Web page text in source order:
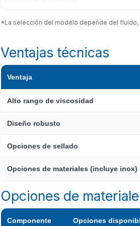
*La selección del modelo depende del
Ventajas técnicas
Ventaja
Alto rango de viscosidad
Diseño robusto
Opciones de sellado
Opciones de materiales (incluye inox)
Opciones de
Componente Opciones